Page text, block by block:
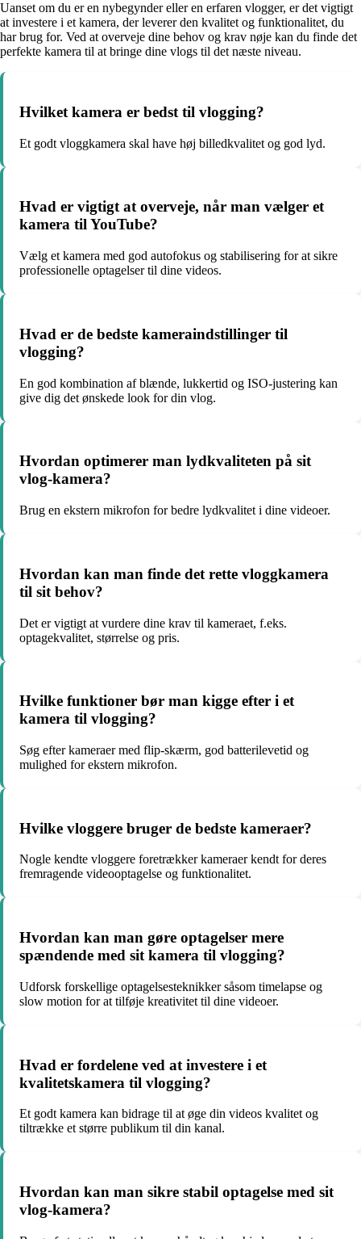
Uanset om du er en nybegynder eller en erfaren vlogger, er det vigtigt
at investere i et kamera, der leverer den kvalitet og funktionalitet, du
har brug for. Ved at overveje dine behov og krav nøje kan du finde det
perfekte kamera til at bringe dine vlogs til det næste niveau.
Hvilket kamera er bedst til vlogging?
Et godt vloggkamera skal have høj billedkvalitet og god lyd.
Hvad er vigtigt at overveje, når man vælger et
kamera til YouTube?
Vælg et kamera med god autofokus og stabilisering for at sikre
professionelle optagelser til dine videos.
Hvad er de bedste kameraindstillinger til
vlogging?
En god kombination af blænde, lukkertid og ISO-justering kan
give dig det ønskede look for din vlog.
Hvordan optimerer man lydkvaliteten på sit
vlog-kamera?
Brug en ekstern mikrofon for bedre lydkvalitet i dine videoer.
Hvordan kan man finde det rette vloggkamera
til sit behov?
Det er vigtigt at vurdere dine krav til kameraet, f.eks.
optagekvalitet, størrelse og pris.
Hvilke funktioner bør man kigge efter i et
kamera til vlogging?
Søg efter kameraer med flip-skærm, god batterilevetid og
mulighed for ekstern mikrofon.
Hvilke vloggere bruger de bedste kameraer?
Nogle kendte vloggere foretrækker kameraer kendt for deres
fremragende videooptagelse og funktionalitet.
Hvordan kan man gøre optagelser mere
spændende med sit kamera til vlogging?
Udforsk forskellige optagelsesteknikker såsom timelapse og
slow motion for at tilføje kreativitet til dine videoer.
Hvad er fordelene ved at investere i et
kvalitetskamera til vlogging?
Et godt kamera kan bidrage til at øge din videos kvalitet og
tiltrække et større publikum til din kanal.
Hvordan kan man sikre stabil optagelse med sit
vlog-kamera?